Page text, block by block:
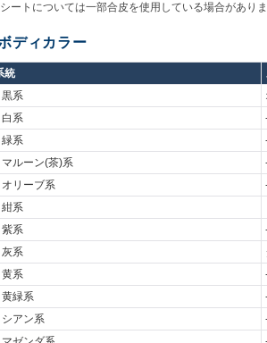
ートについては一部合皮を使用している場合があり
ディカラー
統
黒系
白系
緑系
マルーン(茶)系
オリーブ系
紺系
紫系
灰系
黄系
黄緑系
シアン系